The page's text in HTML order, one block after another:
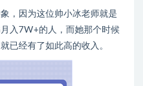
，因为这位帅小冰老师就是
入7W+的人，而她那个时候
已经有了如此高的收入。